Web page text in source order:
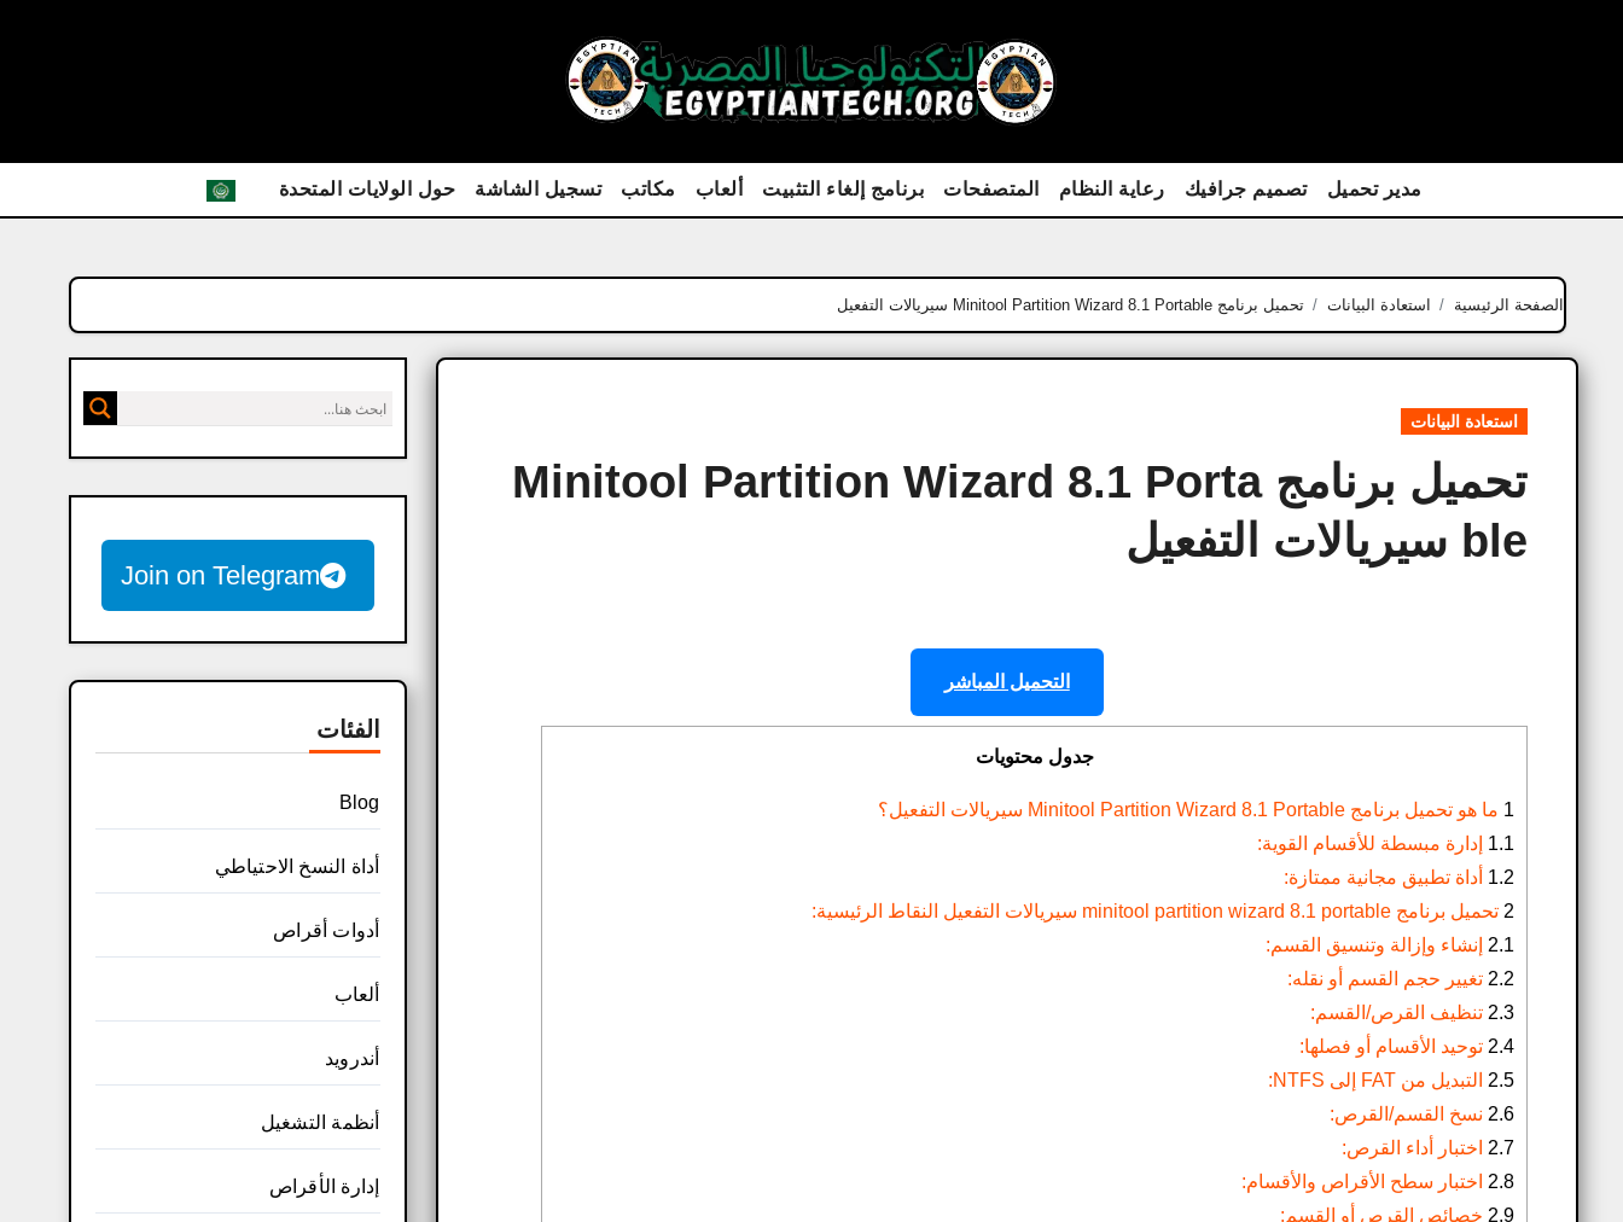
مدير تحميل تصميم جرافيك رعاية النظام المتصفحات برنامج إلغاء التثبيت ألعاب مكاتب تسجيل الشاشة حول الولايات المتحدة
الصفحة الرئيسية استعادة البيانات تحميل برنامج Minitool Partition Wizard 8.1 Portable سيريالات التفعيل
استعادة البيانات
تحميل برنامج Minitool Partition Wizard 8.1 Porta
ble سيريالات التفعيل
التحميل المباشر
جدول محتويات
1 ما هو تحميل برنامج Minitool Partition Wizard 8.1 Portable سيريالات التفعيل؟
1.1 إدارة مبسطة للأقسام القوية:
1.2 أداة تطبيق مجانية ممتازة:
2 تحميل برنامج minitool partition wizard 8.1 portable سيريالات التفعيل النقاط الرئيسية:
2.1 إنشاء وإزالة وتنسيق القسم:
2.2 تغيير حجم القسم أو نقله:
2.3 تنظيف القرص/القسم:
2.4 توحيد الأقسام أو فصلها:
2.5 التبديل من FAT إلى NTFS:
2.6 نسخ القسم/القرص:
2.7 اختبار أداء القرص:
2.8 اختبار سطح الأقراص والأقسام:
2.9 خصائص القرص أو القسم:
Join on Telegram
الفئات
Blog
أداة النسخ الاحتياطي
أدوات أقراص
ألعاب
أندرويد
أنظمة التشغيل
إدارة الأقراص